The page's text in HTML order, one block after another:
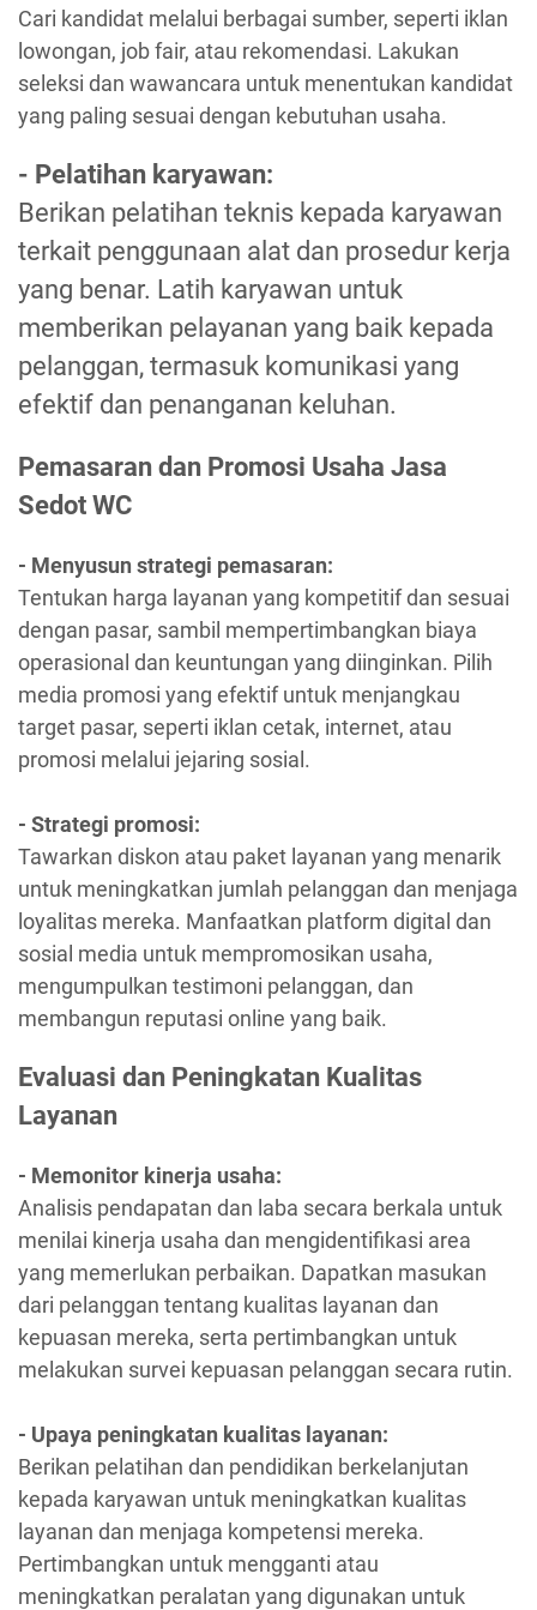
Cari kandidat melalui berbagai sumber, seperti iklan
lowongan, job fair, atau rekomendasi. Lakukan
seleksi dan wawancara untuk menentukan kandidat
yang paling sesuai dengan kebutuhan usaha.
- Pelatihan karyawan:
Berikan pelatihan teknis kepada karyawan
terkait penggunaan alat dan prosedur kerja
yang benar. Latih karyawan untuk
memberikan pelayanan yang baik kepada
pelanggan, termasuk komunikasi yang
efektif dan penanganan keluhan.
Pemasaran dan Promosi Usaha Jasa
Sedot WC
- Menyusun strategi pemasaran:
Tentukan harga layanan yang kompetitif dan sesuai
dengan pasar, sambil mempertimbangkan biaya
operasional dan keuntungan yang diinginkan. Pilih
media promosi yang efektif untuk menjangkau
target pasar, seperti iklan cetak, internet, atau
promosi melalui jejaring sosial.
- Strategi promosi:
Tawarkan diskon atau paket layanan yang menarik
untuk meningkatkan jumlah pelanggan dan menjaga
loyalitas mereka. Manfaatkan platform digital dan
sosial media untuk mempromosikan usaha,
mengumpulkan testimoni pelanggan, dan
membangun reputasi online yang baik.
Evaluasi dan Peningkatan Kualitas
Layanan
- Memonitor kinerja usaha:
Analisis pendapatan dan laba secara berkala untuk
menilai kinerja usaha dan mengidentifikasi area
yang memerlukan perbaikan. Dapatkan masukan
dari pelanggan tentang kualitas layanan dan
kepuasan mereka, serta pertimbangkan untuk
melakukan survei kepuasan pelanggan secara rutin.
- Upaya peningkatan kualitas layanan:
Berikan pelatihan dan pendidikan berkelanjutan
kepada karyawan untuk meningkatkan kualitas
layanan dan menjaga kompetensi mereka.
Pertimbangkan untuk mengganti atau
meningkatkan peralatan yang digunakan untuk